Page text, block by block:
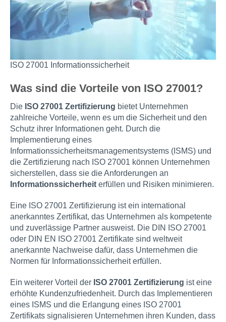
ISO 27001 Informationssicherheit
Was sind die Vorteile von ISO 27001?
DieISO 27001 Zertifizierung bietet Unternehmen
zahlreiche Vorteile, wenn es um die Sicherheit und den
Schutz ihrer Informationen geht. Durch die
Implementierung eines
Informationssicherheitsmanagementsystems (ISMS) und
die Zertifizierung nach ISO 27001 können Unternehmen
sicherstellen, dass sie die Anforderungen an
Informationssicherheiterfüllen und Risiken minimieren.
Eine ISO 27001 Zertifizierung ist ein international
anerkanntes Zertifikat, das Unternehmen als kompetente
und zuverlässige Partner ausweist. Die DIN ISO 27001
oder DIN EN ISO 27001 Zertifikate sind weltweit
anerkannte Nachweise dafür, dass Unternehmen die
Normen für Informationssicherheit erfüllen.
Ein weiterer Vorteil der ISO 27001 Zertifizierung ist eine
erhöhte Kundenzufriedenheit. Durch das Implementieren
eines ISMS und die Erlangung eines ISO 27001
Zertifikats signalisieren Unternehmen ihren Kunden, dass